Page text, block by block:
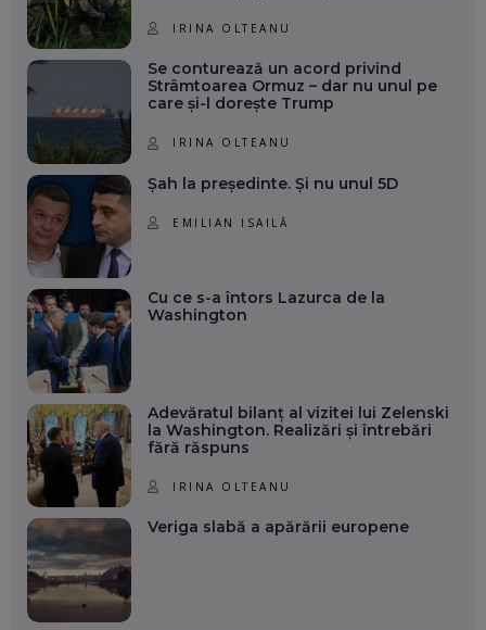
IRINA OLTEANU
Se conturează un acord privind
Strâmtoarea Ormuz – dar nu unul pe
care și-l dorește Trump
IRINA OLTEANU
Șah la președinte. Și nu unul 5D
EMILIAN ISAILĂ
Cu ce s-a întors Lazurca de la
Washington
Adevăratul bilanț al vizitei lui Zelenski
la Washington. Realizări și întrebări
fără răspuns
IRINA OLTEANU
Veriga slabă a apărării europene